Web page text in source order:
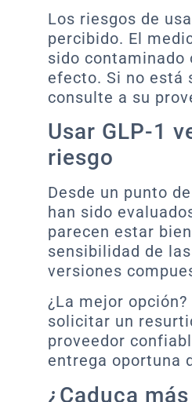
Los riesgos de
percibido. El
sido contaminado
efecto. Si no está
consulte a su
Usar GLP-1
riesgo
Desde un punto
han sido
parecen estar
sensibilidad de
versiones
¿La mejor
solicitar un
proveedor
entrega oportuna
¿Caduca